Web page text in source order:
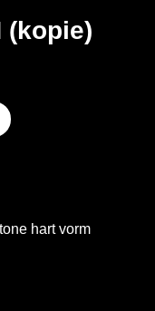
(kopie)